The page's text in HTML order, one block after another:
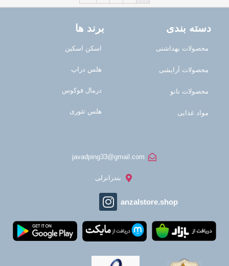
دسته بندی
محصولات بهداشتی
محصولات آرایشی
محصولات نانو
مواد غذایی
برند ها
اسکن اسکین
هلس دراپ
درمال فوکوس
هلس تئوری
javadping33@gmail.com
بندرانزلی
anzalstore.shop